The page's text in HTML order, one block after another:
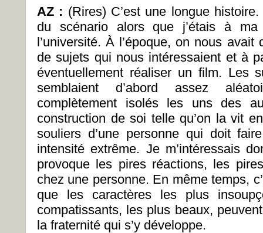
AZ : (Rires) C’est une longue
du scénario alors que j’étais à ma
l’université. À l’époque, on nous
de sujets qui nous intéressaient et à
éventuellement réaliser un film. Les
semblaient d’abord assez
complètement isolés les uns des
construction de soi telle qu’on la vit
souliers d’une personne qui doit
intensité extrême. Je m’intéressais
provoque les pires réactions, les
chez une personne. En même temps,
que les caractères les plus
compatissants, les plus beaux,
la fraternité qui s’y développe.